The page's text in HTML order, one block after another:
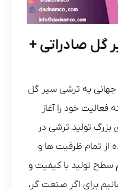
گل صادراتی +
جهانی به ترشی سیر گل
فعالیت خود را آغاز
بزرگ تولید ترشی در
تمام ظرفیت ها و
سطح تولید با کیفیت و
برای اگر صنعت گر،